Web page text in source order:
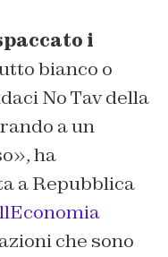
i
bianco o
No Tav della
a un
ha
aRepubblica
che sono